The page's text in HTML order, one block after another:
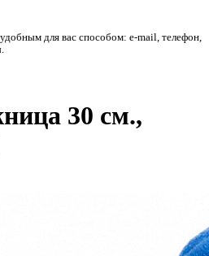
для вас способом: e-mail, телефон,
30 см.,